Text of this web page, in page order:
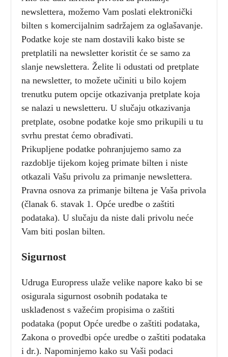
newslettera, možemo Vam poslati elektronički
bilten s komercijalnim sadržajem za oglašavanje.
Podatke koje ste nam dostavili kako biste se
pretplatili na newsletter koristit će se samo za
slanje newslettera. Želite li odustati od pretplate
na newsletter, to možete učiniti u bilo kojem
trenutku putem opcije otkazivanja pretplate koja
se nalazi u newsletteru. U slučaju otkazivanja
pretplate, osobne podatke koje smo prikupili u tu
svrhu prestat ćemo obrađivati.
Prikupljene podatke pohranjujemo samo za
razdoblje tijekom kojeg primate bilten i niste
otkazali Vašu privolu za primanje newslettera.
Pravna osnova za primanje biltena je Vaša privola
(članak 6. stavak 1. Opće uredbe o zaštiti
podataka). U slučaju da niste dali privolu neće
Vam biti poslan bilten.
Sigurnost
Udruga Europress ulaže velike napore kako bi se
osigurala sigurnost osobnih podataka te
usklađenost s važećim propisima o zaštiti
podataka (poput Opće uredbe o zaštiti podataka,
Zakona o provedbi opće uredbe o zaštiti podataka
i dr.). Napominjemo kako su Vaši podaci